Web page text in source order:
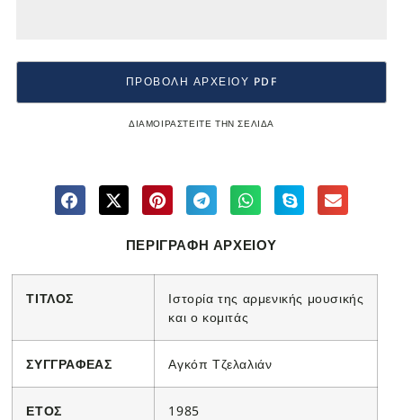
ΠΕΡΙΓΡΑΦΗ ΑΡΧΕΙΟΥ
ΤΙΤΛΟΣ
Ιστορία της αρμενικής μουσικής
και ο κομιτάς
ΣΥΓΓΡΑΦΕΑΣ Αγκόπ Τζελαλιάν
ΕΤΟΣ 1985
ΔΙΑΜΟΙΡΑΣΤΕΙΤΕ ΤΗΝ ΣΕΛΙΔΑ
ΠΡΟΒΟΛΗ ΑΡΧΕΙΟΥ PDF